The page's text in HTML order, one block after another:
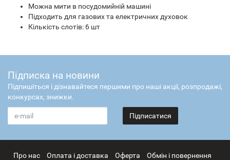
Можна мити в посудомийній машині
Підходить для газових та електричних духовок
Кількість слотів: 6 шт
Підписка на новини
Підпишіться і дізнавайтеся першими про наші акції, розпродажі,
конкурсах, знижки.
Підписатися
Про нас Оплата і доставка Оферта
Обмін і повернення